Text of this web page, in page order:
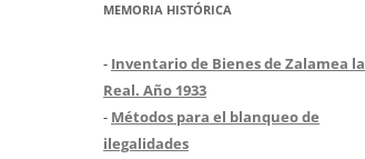
MEMORIA HISTÓRICA
- Inventario de Bienes de Zalamea la
Real. Año 1933
- Métodos para el blanqueo de
ilegalidades